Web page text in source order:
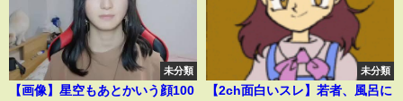
未分類
【画像】星空もあとかいう顔100
未分類
【2ch面白いスレ】若者、風呂に